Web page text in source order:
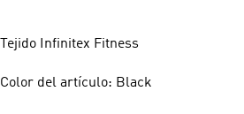
Tejido Infinitex Fitness
Color del artículo: Black